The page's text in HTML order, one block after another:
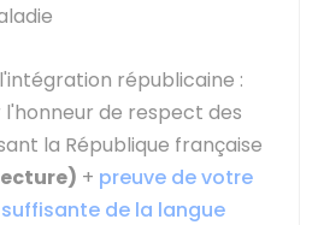
républicaine :
de respect des
la République française
+ preuve de votre
de la langue